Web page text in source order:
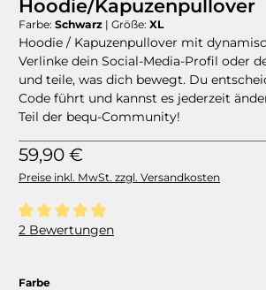
Hoodie/Kapuzenpullover
Farbe: Schwarz | Größe: XL
Hoodie / Kapuzenpullover mit
Verlinke dein Social-Media-Profil oder
und teile, was dich bewegt. Du
Code führt und kannst es jederzeit
Teil der bequ-Community!
Regulärer Preis:
59,90 €
Preise inkl. MwSt. zzgl. Versandkosten
Durchschnittliche Bewertung von 5 von
2 Bewertungen
Farbeauswählen